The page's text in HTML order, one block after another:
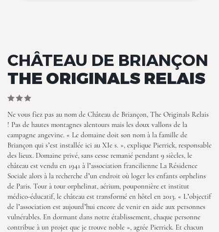
CHÂTEAU DE BRIANÇON
THE ORIGINALS RELAIS
Ne vous fiez pas au nom de Château de Briançon, The Originals Relais
! Pas de hautes montagnes alentours mais les doux vallons de la
campagne angevine. « Le domaine doit son nom à la famille de
Briançon qui s’est installée ici au XIe s. », explique Pierrick, responsable
des lieux. Domaine privé, sans cesse remanié pendant 9 siècles, le
château est vendu en 1941 à l’association francilienne La Résidence
Sociale alors à la recherche d’un endroit où loger les enfants orphelins
de Paris. Tour à tour orphelinat, aérium, pouponnière et institut
médico-éducatif, le château est transformé en hôtel en 2013. « L’objectif
de l’association est aujourd’hui encore de venir en aide aux personnes
vulnérables. En dormant dans notre établissement, chaque personne
contribue à un projet que je trouve noble », agrée Pierrick. Et chacun
Originals Relais
Château de Briançon, The
Originals Relais